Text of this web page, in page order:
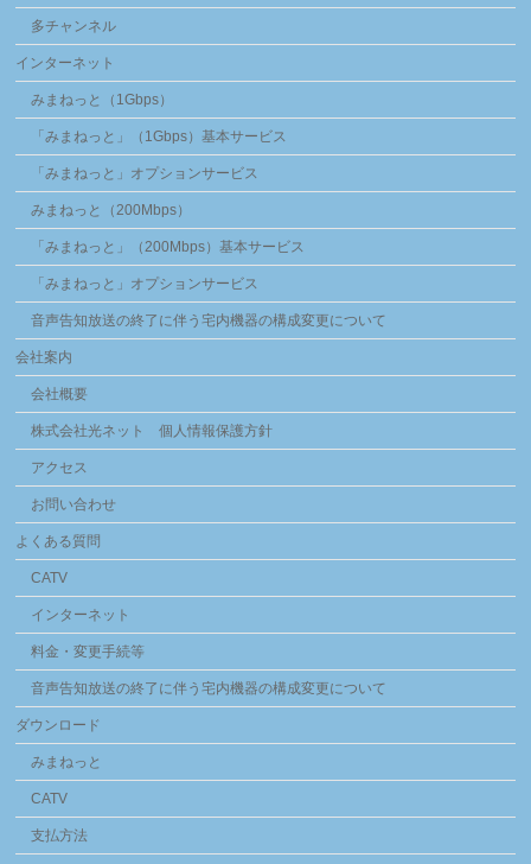
多チャンネル
インターネット
みまねっと（1Gbps）
「みまねっと」（1Gbps）基本サービス
「みまねっと」オプションサービス
みまねっと（200Mbps）
「みまねっと」（200Mbps）基本サービス
「みまねっと」オプションサービス
音声告知放送の終了に伴う宅内機器の構成変更について
会社案内
会社概要
株式会社光ネット 個人情報保護方針
アクセス
お問い合わせ
よくある質問
CATV
インターネット
料金・変更手続等
音声告知放送の終了に伴う宅内機器の構成変更について
ダウンロード
みまねっと
CATV
支払方法